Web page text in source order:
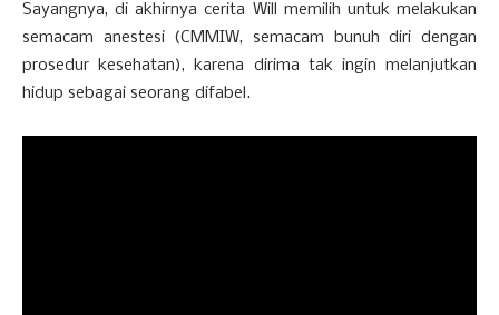
Sayangnya, di akhirnya cerita Will memilih untuk melakukan
semacam anestesi (CMMIW, semacam bunuh diri dengan
prosedur kesehatan), karena dirima tak ingin melanjutkan
hidup sebagai seorang difabel.